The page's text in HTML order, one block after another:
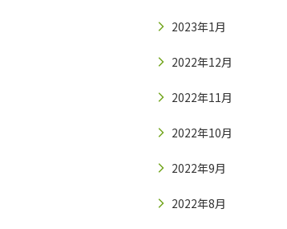
2023年1月
2022年12月
2022年11月
2022年10月
2022年9月
2022年8月